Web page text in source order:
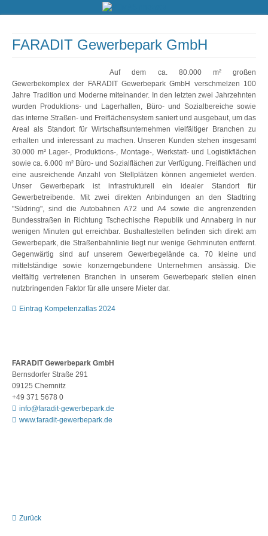
FARADIT Gewerbepark GmbH
Auf dem ca. 80.000 m² großen
Gewerbekomplex der FARADIT Gewerbepark GmbH verschmelzen 100
Jahre Tradition und Moderne miteinander. In den letzten zwei Jahrzehnten
wurden Produktions- und Lagerhallen, Büro- und Sozialbereiche sowie
das interne Straßen- und Freiflächensystem saniert und ausgebaut, um das
Areal als Standort für Wirtschaftsunternehmen vielfältiger Branchen zu
erhalten und interessant zu machen. Unseren Kunden stehen insgesamt
30.000 m² Lager-, Produktions-, Montage-, Werkstatt- und Logistikflächen
sowie ca. 6.000 m² Büro- und Sozialflächen zur Verfügung. Freiflächen und
eine ausreichende Anzahl von Stellplätzen können angemietet werden.
Unser Gewerbepark ist infrastrukturell ein idealer Standort für
Gewerbetreibende. Mit zwei direkten Anbindungen an den Stadtring
"Südring", sind die Autobahnen A72 und A4 sowie die angrenzenden
Bundesstraßen in Richtung Tschechische Republik und Annaberg in nur
wenigen Minuten gut erreichbar. Bushaltestellen befinden sich direkt am
Gewerbepark, die Straßenbahnlinie liegt nur wenige Gehminuten entfernt.
Gegenwärtig sind auf unserem Gewerbegelände ca. 70 kleine und
mittelständige sowie konzerngebundene Unternehmen ansässig. Die
vielfältig vertretenen Branchen in unserem Gewerbepark stellen einen
nutzbringenden Faktor für alle unsere Mieter dar.
Eintrag Kompetenzatlas 2024
FARADIT Gewerbepark GmbH
Bernsdorfer Straße 291
09125 Chemnitz
+49 371 5678 0
info@faradit-gewerbepark.de
www.faradit-gewerbepark.de
Zurück